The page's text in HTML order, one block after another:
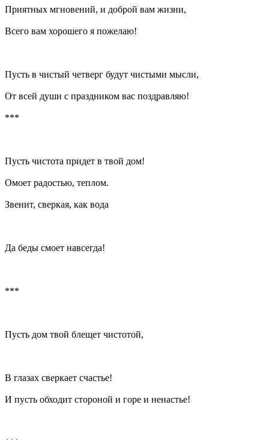
Приятных мгновений, и доброй вам жизни,
Всего вам хорошего я пожелаю!
Пусть в чистый четверг будут чистыми мысли,
От всей души с праздником вас поздравляю!
***
Пусть чистота придет в твой дом!
Омоет радостью, теплом.
Звенит, сверкая, как вода
Да беды смоет навсегда!
***
Пусть дом твой блещет чистотой,
В глазах сверкает счастье!
И пусть обходит стороной и горе и ненастье!